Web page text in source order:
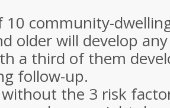
10 community-
older will develop
a third of them
follow-up.
the 3 risk